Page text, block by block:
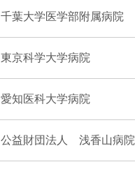
千葉大学医学部附属病院
東京科学大学病院
愛知医科大学病院
公益財団法人 浅香山病院